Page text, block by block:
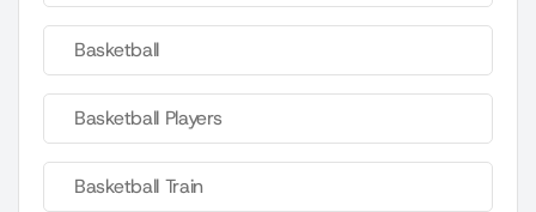
Basketball
Basketball Players
Basketball Train